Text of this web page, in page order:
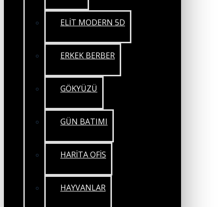
ELİT MODERN 5D
ERKEK BERBER
GÖKYÜZÜ
GÜN BATIMI
HARİTA OFİS
HAYVANLAR